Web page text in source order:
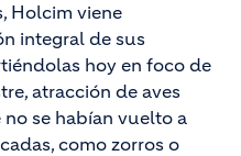
Holcim viene
integral de sus
hoy en foco de
atracción de aves
se habían vuelto a
como zorros o